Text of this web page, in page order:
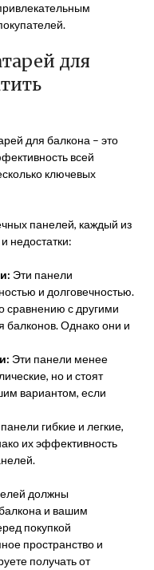
для
для балкона – это
всей
ключевых
панелей, каждый из
недостатки:
Эти панели
и долговечностью.
с другими
балконов. Однако они и
Эти панели менее
но и стоят
вариантом, если
гибкие и легкие,
их эффективность
должны
и вашим
покупкой
пространство и
получать от